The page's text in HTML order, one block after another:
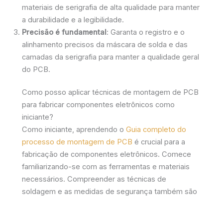
materiais de serigrafia de alta qualidade para manter
a durabilidade e a legibilidade.
Precisão é fundamental: Garanta o registro e o
alinhamento precisos da máscara de solda e das
camadas da serigrafia para manter a qualidade geral
do PCB.
Como posso aplicar técnicas de montagem de PCB
para fabricar componentes eletrônicos como
iniciante?
Como iniciante, aprendendo o Guia completo do
processo de montagem de PCB é crucial para a
fabricação de componentes eletrônicos. Comece
familiarizando-se com as ferramentas e materiais
necessários. Compreender as técnicas de
soldagem e as medidas de segurança também são